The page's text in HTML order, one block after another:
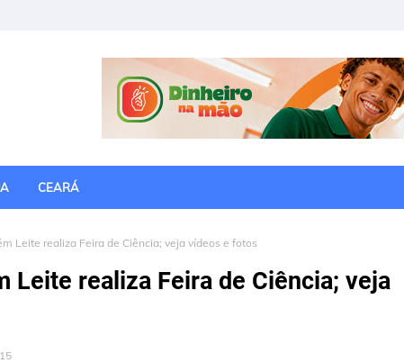
CEARÁ
Leite realiza Feira de Ciência; veja vídeos e fotos
Leite realiza Feira de Ciência; veja